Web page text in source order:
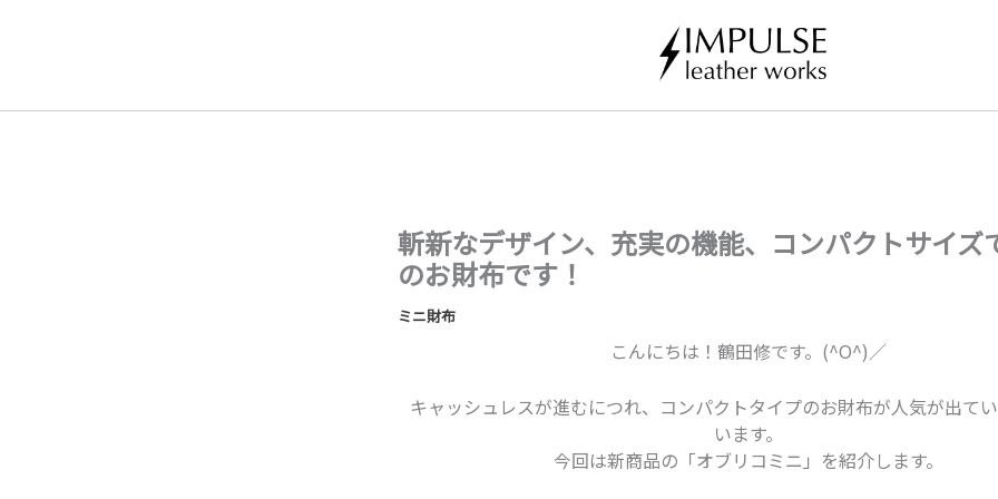
キ
斬新なデザイン、充実の機能、コンパクトサイズ
のお財布です！
ミニ財布
こんにちは！鶴田修です。(^O^)／
キャッシュレスが進むにつれ、コンパクトタイプのお財布が人気が出て
います。
今回は新商品の「オブリコミニ」を紹介します。